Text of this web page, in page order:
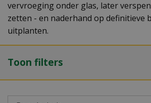
vervroeging onder glas, later
zetten - en naderhand op definitieve
uitplanten.
Toon filters